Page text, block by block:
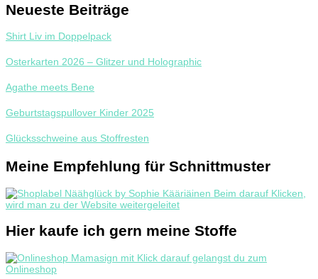
Neueste Beiträge
Shirt Liv im Doppelpack
Osterkarten 2026 – Glitzer und Holographic
Agathe meets Bene
Geburtstagspullover Kinder 2025
Glücksschweine aus Stoffresten
Meine Empfehlung für Schnittmuster
Hier kaufe ich gern meine Stoffe